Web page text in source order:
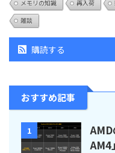
メモリの知識
再入荷
雑談
購読する
おすすめ記事
1
AM4